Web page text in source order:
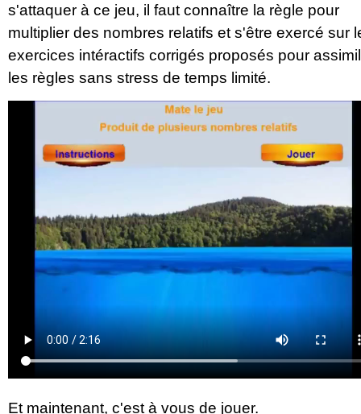
s'attaquer à ce jeu, il faut connaître la règle pour
multiplier des nombres relatifs et s'être exercé sur
exercices intéractifs corrigés proposés pour
les règles sans stress de temps limité.
Et maintenant, c'est à vous de jouer.